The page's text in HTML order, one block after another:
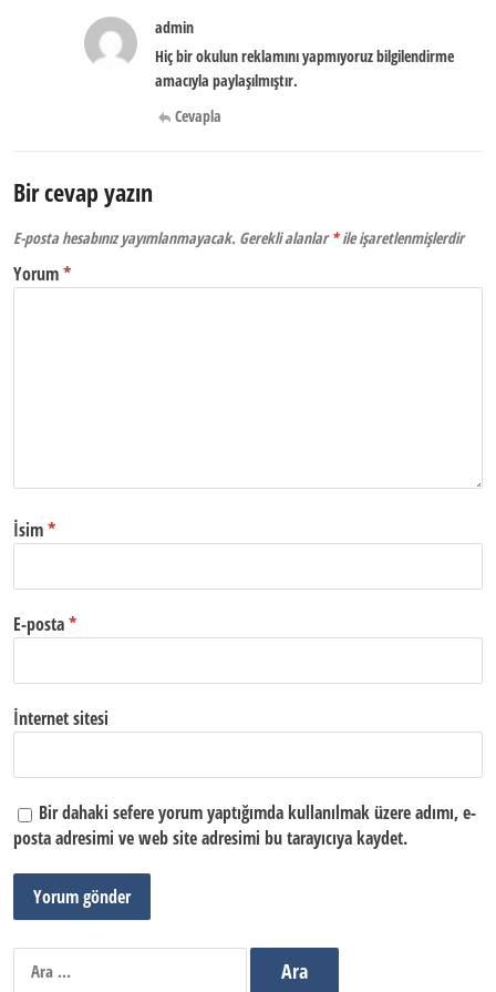
admin
Hiç bir okulun reklamını yapmıyoruz bilgilendirme
amacıyla paylaşılmıştır.
Cevapla
Bir cevap yazın
E-posta hesabınız yayımlanmayacak. Gerekli alanlar*ile işaretlenmişlerdir
Yorum*
İsim*
E-posta*
İnternet sitesi
Bir dahaki sefere yorum yaptığımda kullanılmak üzere adımı, e-
posta adresimi ve web site adresimi bu tarayıcıya kaydet.